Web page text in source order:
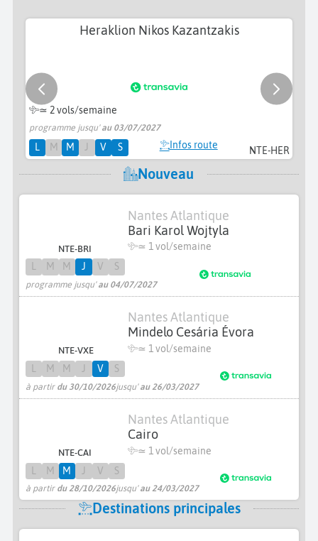
NTE-HER
Heraklion Nikos Kazantzakis
≃ 2 vols/semaine
programme jusqu'au 03/07/2027
L M M J V S Infos route
Nouveau
NTE-BRI
Nantes Atlantique
Bari Karol Wojtyla
≃ 1 vol/semaine
programme jusqu'au 04/07/2027
L M M J V S
NTE-VXE
Nantes Atlantique
Mindelo Cesária Évora
≃ 1 vol/semaine
à partir du 30/10/2026jusqu'au 26/03/2027
M M V S
NTE-CAI
Nantes Atlantique
Cairo
≃ 1 vol/semaine
à partir du 28/10/2026jusqu'au 24/03/2027
M M V S
Destinations principales